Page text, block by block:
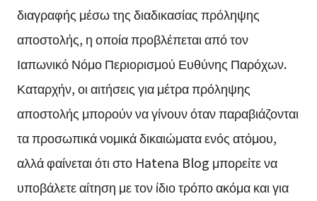
διαγραφής μέσω της διαδικασίας πρόληψης
αποστολής, η οποία προβλέπεται από τον
Ιαπωνικό Νόμο Περιορισμού Ευθύνης Παρόχων.
Καταρχήν, οι αιτήσεις για μέτρα πρόληψης
αποστολής μπορούν να γίνουν όταν παραβιάζονται
τα προσωπικά νομικά δικαιώματα ενός ατόμου,
αλλά φαίνεται ότι στο Hatena Blog μπορείτε να
υποβάλετε αίτηση με τον ίδιο τρόπο ακόμα και για